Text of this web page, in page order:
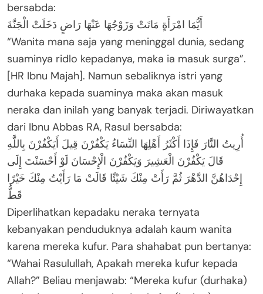
bersabda:
أَيُّمَا امْرَأَةٍ مَاتَتْ وَزَوْجُهَا عَنْهَا رَاضٍ دَخَلَتْ الْجَنَّةَ
“Wanita mana saja yang meninggal dunia, sedang
suaminya ridlo kepadanya, maka ia masuk surga”.
[HR Ibnu Majah]. Namun sebaliknya istri yang
durhaka kepada suaminya maka akan masuk
neraka dan inilah yang banyak terjadi. Diriwayatkan
dari Ibnu Abbas RA, Rasul bersabda:
أُرِيتُ النَّارَ فَإِذَا أَكْثَرُ أَهْلِهَا النِّسَاءُ يَكْفُرْنَ قِيلَ أَيَكْفُرْنَ بِاللَّهِ
قَالَ يَكْفُرْنَ الْعَشِيرَ وَيَكْفُرْنَ الْإِحْسَانَ لَوْ أَحْسَنْتَ إِلَى
إِحْدَاهُنَّ الدَّهْرَ ثُمَّ رَأَتْ مِنْكَ شَيْئًا قَالَتْ مَا رَأَيْتُ مِنْكَ خَيْرًا
قَطُّ
Diperlihatkan kepadaku neraka ternyata
kebanyakan penduduknya adalah kaum wanita
karena mereka kufur. Para shahabat pun bertanya:
“Wahai Rasulullah, Apakah mereka kufur kepada
Allah?” Beliau menjawab: “Mereka kufur (durhaka)